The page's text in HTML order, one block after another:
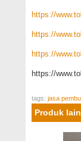
https://
https://
https://
https://
tags: jasa
Produk